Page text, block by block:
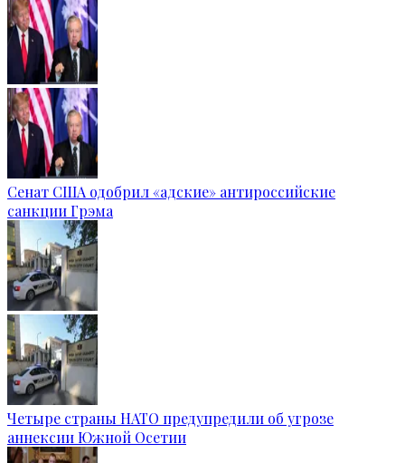
Сенат США одобрил «адские» антироссийские
санкции Грэма
Четыре страны НАТО предупредили об угрозе
аннексии Южной Осетии